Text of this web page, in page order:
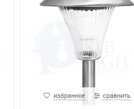
избранное сравнить